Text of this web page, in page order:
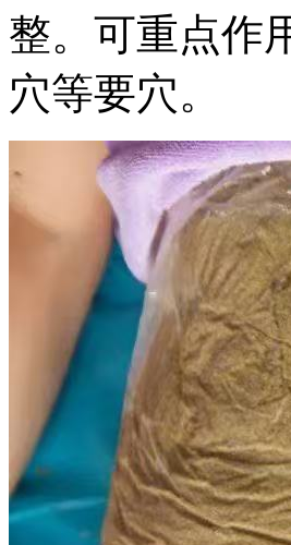
整。可重点作
穴等要穴。